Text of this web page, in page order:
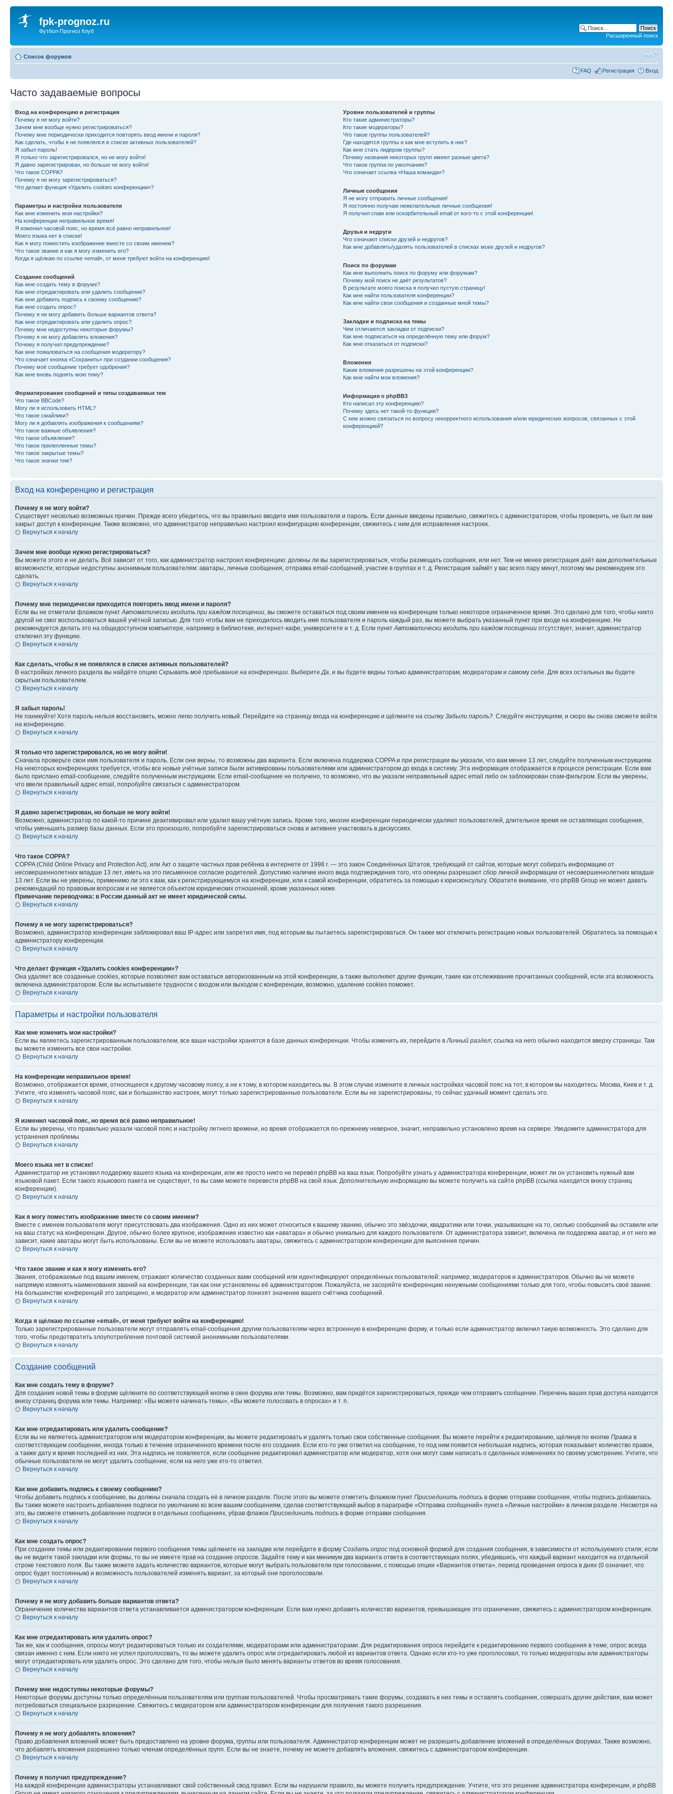
fpk-prognoz.ru
Футбол-Прогноз Клуб
Расширенный поиск
Список форумов
FAQ Регистрация Вход
Часто задаваемые вопросы
Вход на конференцию и регистрация
Почему я не могу войти?
Зачем мне вообще нужно регистрироваться?
Почему мне периодически приходится повторять ввод имени и пароля?
Как сделать, чтобы я не появлялся в списке активных пользователей?
Я забыл пароль!
Я только что зарегистрировался, но не могу войти!
Я давно зарегистрирован, но больше не могу войти!
Что такое COPPA?
Почему я не могу зарегистрироваться?
Что делает функция «Удалить cookies конференции»?
Параметры и настройки пользователя
Как мне изменить мои настройки?
На конференции неправильное время!
Я изменил часовой пояс, но время всё равно неправильное!
Моего языка нет в списке!
Как я могу поместить изображение вместе со своим именем?
Что такое звание и как я могу изменить его?
Когда я щёлкаю по ссылке «email», от меня требуют войти на конференцию!
Создание сообщений
Как мне создать тему в форуме?
Как мне отредактировать или удалить сообщение?
Как мне добавить подпись к своему сообщению?
Как мне создать опрос?
Почему я не могу добавить больше вариантов ответа?
Как мне отредактировать или удалить опрос?
Почему мне недоступны некоторые форумы?
Почему я не могу добавлять вложения?
Почему я получил предупреждение?
Как мне пожаловаться на сообщения модератору?
Что означает кнопка «Сохранить» при создании сообщения?
Почему моё сообщение требует одобрения?
Как мне вновь поднять мою тему?
Форматирование сообщений и типы создаваемых тем
Что такое BBCode?
Могу ли я использовать HTML?
Что такое смайлики?
Могу ли я добавлять изображения к сообщениям?
Что такое важные объявления?
Что такое объявления?
Что такое прилепленные темы?
Что такое закрытые темы?
Что такое значки тем?
Уровни пользователей и группы
Кто такие администраторы?
Кто такие модераторы?
Что такое группы пользователей?
Где находятся группы и как мне вступить в них?
Как мне стать лидером группы?
Почему названия некоторых групп имеют разные цвета?
Что такое группа по умолчанию?
Что означает ссылка «Наша команда»?
Личные сообщения
Я не могу отправить личные сообщения!
Я постоянно получаю нежелательные личные сообщения!
Я получил спам или оскорбительный email от кого-то с этой конференции!
Друзья и недруги
Что означают списки друзей и недругов?
Как мне добавлять/удалять пользователей в списках моих друзей и недругов?
Поиск по форумам
Как мне выполнить поиск по форуму или форумам?
Почему мой поиск не даёт результатов?
В результате моего поиска я получил пустую страницу!
Как мне найти пользователя конференции?
Как мне найти свои сообщения и созданные мной темы?
Закладки и подписка на темы
Чем отличаются закладки от подписки?
Как мне подписаться на определённую тему или форум?
Как мне отказаться от подписки?
Вложения
Какие вложения разрешены на этой конференции?
Как мне найти мои вложения?
Информация о phpBB3
Кто написал эту конференцию?
Почему здесь нет такой-то функции?
С кем можно связаться по вопросу некорректного использования и/или юридических вопросов, связанных с этой
конференцией?
Вход на конференцию и регистрация
Почему я не могу войти?
Существует несколько возможных причин. Прежде всего убедитесь, что вы правильно вводите имя пользователя и пароль. Если данные введены правильно, свяжитесь с администратором, чтобы проверить, не был ли вам
закрыт доступ к конференции. Также возможно, что администратор неправильно настроил конфигурацию конференции, свяжитесь с ним для исправления настроек.
Вернуться к началу
Зачем мне вообще нужно регистрироваться?
Вы можете этого и не делать. Всё зависит от того, как администратор настроил конференцию: должны ли вы зарегистрироваться, чтобы размещать сообщения, или нет. Тем не менее регистрация даёт вам дополнительные
возможности, которые недоступны анонимным пользователям: аватары, личные сообщения, отправка email-сообщений, участие в группах и т. д. Регистрация займёт у вас всего пару минут, поэтому мы рекомендуем это
сделать.
Вернуться к началу
Почему мне периодически приходится повторять ввод имени и пароля?
Если вы не отметили флажком пункт Автоматически входить при каждом посещении , вы сможете оставаться под своим именем на конференции только некоторое ограниченное время. Это сделано для того, чтобы никто
другой не смог воспользоваться вашей учётной записью. Для того чтобы вам не приходилось вводить имя пользователя и пароль каждый раз, вы можете выбрать указанный пункт при входе на конференцию. Не
рекомендуется делать это на общедоступном компьютере, например в библиотеке, интернет-кафе, университете и т. д. Если пункт Автоматически входить при каждом посещении отсутствует, значит, администратор
отключил эту функцию.
Вернуться к началу
Как сделать, чтобы я не появлялся в списке активных пользователей?
В настройках личного раздела вы найдёте опцию Скрывать моё пребывание на конференции . Выберите Да , и вы будете видны только администраторам, модераторам и самому себе. Для всех остальных вы будете
скрытым пользователем.
Вернуться к началу
Я забыл пароль!
Не паникуйте! Хотя пароль нельзя восстановить, можно легко получить новый. Перейдите на страницу входа на конференцию и щёлкните на ссылку Забыли пароль? . Следуйте инструкциям, и скоро вы снова сможете войти
на конференцию.
Вернуться к началу
Я только что зарегистрировался, но не могу войти!
Сначала проверьте свои имя пользователя и пароль. Если они верны, то возможны два варианта. Если включена поддержка COPPA и при регистрации вы указали, что вам менее 13 лет, следуйте полученным инструкциям.
На некоторых конференциях требуется, чтобы все новые учётные записи были активированы пользователями или администратором до входа в систему. Эта информация отображается в процессе регистрации. Если вам
было прислано email-сообщение, следуйте полученным инструкциям. Если email-сообщение не получено, то возможно, что вы указали неправильный адрес email либо он заблокирован спам-фильтром. Если вы уверены,
что ввели правильный адрес email, попробуйте связаться с администратором.
Вернуться к началу
Я давно зарегистрирован, но больше не могу войти!
Возможно, администратор по какой-то причине деактивировал или удалил вашу учётную запись. Кроме того, многие конференции периодически удаляют пользователей, длительное время не оставляющих сообщения,
чтобы уменьшить размер базы данных. Если это произошло, попробуйте зарегистрироваться снова и активнее участвовать в дискуссиях.
Вернуться к началу
Что такое COPPA?
COPPA (Child Online Privacy and Protection Act), или Акт о защите частных прав ребёнка в интернете от 1998 г. — это закон Соединённых Штатов, требующий от сайтов, которые могут собирать информацию от
несовершеннолетних младше 13 лет, иметь на это письменное согласие родителей. Допустимо наличие иного вида подтверждения того, что опекуны разрешают сбор личной информации от несовершеннолетних младше
13 лет. Если вы не уверены, применимо ли это к вам, как к регистрирующемуся на конференции, или к самой конференции, обратитесь за помощью к юрисконсульту. Обратите внимание, что phpBB Group не может давать
рекомендаций по правовым вопросам и не является объектом юридических отношений, кроме указанных ниже.
Примечание переводчика: в России данный акт не имеет юридической силы.
Вернуться к началу
Почему я не могу зарегистрироваться?
Возможно, администратор конференции заблокировал ваш IP-адрес или запретил имя, под которым вы пытаетесь зарегистрироваться. Он также мог отключить регистрацию новых пользователей. Обратитесь за помощью к
администратору конференции.
Вернуться к началу
Что делает функция «Удалить cookies конференции»?
Она удаляет все созданные cookies, которые позволяют вам оставаться авторизованным на этой конференции, а также выполняют другие функции, такие как отслеживание прочитанных сообщений, если эта возможность
включена администратором. Если вы испытываете трудности с входом или выходом с конференции, возможно, удаление cookies поможет.
Вернуться к началу
Параметры и настройки пользователя
Как мне изменить мои настройки?
Если вы являетесь зарегистрированным пользователем, все ваши настройки хранятся в базе данных конференции. Чтобы изменить их, перейдите в Личный раздел; ссылка на него обычно находится вверху страницы. Там
вы можете изменить все свои настройки.
Вернуться к началу
На конференции неправильное время!
Возможно, отображается время, относящееся к другому часовому поясу, а не к тому, в котором находитесь вы. В этом случае измените в личных настройках часовой пояс на тот, в котором вы находитесь: Москва, Киев и т. д.
Учтите, что изменять часовой пояс, как и большинство настроек, могут только зарегистрированные пользователи. Если вы не зарегистрированы, то сейчас удачный момент сделать это.
Вернуться к началу
Я изменил часовой пояс, но время всё равно неправильное!
Если вы уверены, что правильно указали часовой пояс и настройку летнего времени, но время отображается по-прежнему неверное, значит, неправильно установлено время на сервере. Уведомите администратора для
устранения проблемы.
Вернуться к началу
Моего языка нет в списке!
Администратор не установил поддержку вашего языка на конференции, или же просто никто не перевёл phpBB на ваш язык. Попробуйте узнать у администратора конференции, может ли он установить нужный вам
языковой пакет. Если такого языкового пакета не существует, то вы сами можете перевести phpBB на свой язык. Дополнительную информацию вы можете получить на сайте phpBB (ссылка находится внизу страниц
конференции).
Вернуться к началу
Как я могу поместить изображение вместе со своим именем?
Вместе с именем пользователя могут присутствовать два изображения. Одно из них может относиться к вашему званию, обычно это звёздочки, квадратики или точки, указывающие на то, сколько сообщений вы оставили или
на ваш статус на конференции. Другое, обычно более крупное, изображение известно как «аватара» и обычно уникально для каждого пользователя. От администратора зависит, включена ли поддержка аватар, и от него же
зависит, какие аватары могут быть использованы. Если вы не можете использовать аватары, свяжитесь с администратором конференции для выяснения причин.
Вернуться к началу
Что такое звание и как я могу изменить его?
Звания, отображаемые под вашим именем, отражают количество созданных вами сообщений или идентифицируют определённых пользователей: например, модераторов и администраторов. Обычно вы не можете
напрямую изменять наименования званий на конференции, так как они установлены её администратором. Пожалуйста, не засоряйте конференцию ненужными сообщениями только для того, чтобы повысить своё звание.
На большинстве конференций это запрещено, и модератор или администратор понизят значение вашего счётчика сообщений.
Вернуться к началу
Когда я щёлкаю по ссылке «email», от меня требуют войти на конференцию!
Только зарегистрированные пользователи могут отправлять email-сообщения другим пользователям через встроенную в конференцию форму, и только если администратор включил такую возможность. Это сделано для
того, чтобы предотвратить злоупотребления почтовой системой анонимными пользователями.
Вернуться к началу
Создание сообщений
Как мне создать тему в форуме?
Для создания новой темы в форуме щёлкните по соответствующей кнопке в окне форума или темы. Возможно, вам придётся зарегистрироваться, прежде чем отправить сообщение. Перечень ваших прав доступа находится
внизу страниц форума или темы. Например: «Вы можете начинать темы», «Вы можете голосовать в опросах» и т. п.
Вернуться к началу
Как мне отредактировать или удалить сообщение?
Если вы не являетесь администратором или модератором конференции, вы можете редактировать и удалять только свои собственные сообщения. Вы можете перейти к редактированию, щёлкнув по кнопке Правка в
соответствующем сообщении, иногда только в течение ограниченного времени после его создания. Если кто-то уже ответил на сообщение, то под ним появится небольшая надпись, которая показывает количество правок,
а также дату и время последней из них. Эта надпись не появляется, если сообщение редактировал администратор или модератор, хотя они могут сами написать о сделанных изменениях по своему усмотрению. Учтите, что
обычные пользователи не могут удалить сообщение, если на него уже кто-то ответил.
Вернуться к началу
Как мне добавить подпись к своему сообщению?
Чтобы добавить подпись к сообщению, вы должны сначала создать её в личном разделе. После этого вы можете отметить флажком пункт Присоединить подпись в форме отправки сообщения, чтобы подпись добавилась.
Вы также можете настроить добавление подписи по умолчанию ко всем вашим сообщениям, сделав соответствующий выбор в параграфе «Отправка сообщений» пункта «Личные настройки» в личном разделе. Несмотря на
это, вы сможете отменить добавление подписи в отдельных сообщениях, убрав флажок Присоединить подпись в форме отправки сообщения.
Вернуться к началу
Как мне создать опрос?
При создании темы или редактировании первого сообщения темы щёлкните на закладке или перейдите в форму Создать опрос под основной формой для создания сообщения, в зависимости от используемого стиля; если
вы не видите такой закладки или формы, то вы не имеете прав на создание опросов. Задайте тему и как минимум два варианта ответа в соответствующих полях, убедившись, что каждый вариант находится на отдельной
строке текстового поля. Вы также можете задать количество вариантов, которые могут выбрать пользователи при голосовании, с помощью опции «Вариантов ответа», период проведения опроса в днях (0 означает, что
опрос будет постоянным) и возможность пользователей изменять вариант, за который они проголосовали.
Вернуться к началу
Почему я не могу добавить больше вариантов ответа?
Ограничение количества вариантов ответа устанавливается администратором конференции. Если вам нужно добавить количество вариантов, превышающее это ограничение, свяжитесь с администратором конференции.
Вернуться к началу
Как мне отредактировать или удалить опрос?
Так же, как и сообщения, опросы могут редактироваться только их создателями, модераторами или администраторами. Для редактирования опроса перейдите к редактированию первого сообщения в теме; опрос всегда
связан именно с ним. Если никто не успел проголосовать, то вы можете удалить опрос или отредактировать любой из вариантов ответа. Однако если кто-то уже проголосовал, то только модераторы или администраторы
могут отредактировать или удалить опрос. Это сделано для того, чтобы нельзя было менять варианты ответов во время голосования.
Вернуться к началу
Почему мне недоступны некоторые форумы?
Некоторые форумы доступны только определённым пользователям или группам пользователей. Чтобы просматривать такие форумы, создавать в них темы и оставлять сообщения, совершать другие действия, вам может
потребоваться специальное разрешение. Свяжитесь с модератором или администратором конференции для получения такого разрешения.
Вернуться к началу
Почему я не могу добавлять вложения?
Право добавления вложений может быть предоставлено на уровне форума, группы или пользователя. Администратор конференции может не разрешить добавление вложений в определённых форумах. Также возможно,
что добавлять вложения разрешено только членам определённых групп. Если вы не знаете, почему не можете добавлять вложения, свяжитесь с администратором конференции.
Вернуться к началу
Почему я получил предупреждение?
На каждой конференции администраторы устанавливают свой собственный свод правил. Если вы нарушили правило, вы можете получить предупреждение. Учтите, что это решение администратора конференции, и phpBB